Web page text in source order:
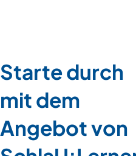
Starte durch
mit dem
Angebot von